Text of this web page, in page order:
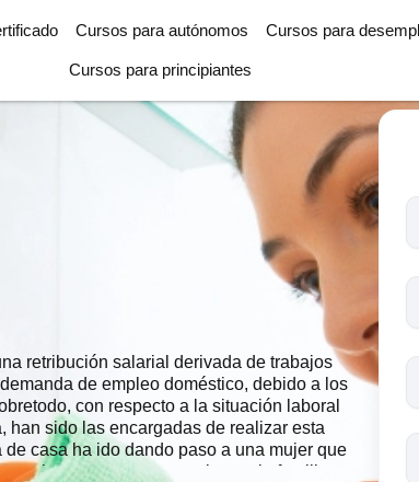
Cursos para autónomos Cursos para
Cursos para principiantes
retribución salarial derivada de trabajos
de empleo doméstico, debido a los
con respecto a la situación laboral
han sido las encargadas de realizar esta
casa ha ido dando paso a una mujer que
que una persona ajena a la familia se